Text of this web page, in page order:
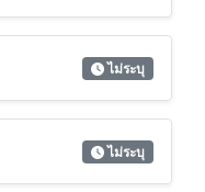
ไม่ระบุ
ไม่ระบุ